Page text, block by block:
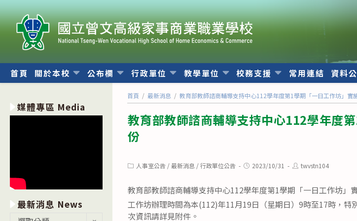
跳
轉
至
內
首頁 關於本校 公布欄 行政單位 教學單位 校務支援 常用連結 資料
首頁 / 最新消息 / 教育部教師諮商輔導支持中心112學年度第1學期「一日工作坊」實
教育部教師諮商輔導支持中心112學年度
份
Post人事室公告 / 最新消息 / 行政單位公告
Post2023/10/31
Posttwvstn104
教育部教師諮商輔導支持中心112學年度第1學期「一日工作坊」
工作坊辦理時間為本(112)年11月19日（星期日）9時至17時，
次資訊請詳見附件。
媒體專區 Media
最新消息 News